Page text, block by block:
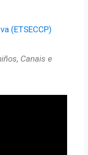
(ETSECCP)
Canais e